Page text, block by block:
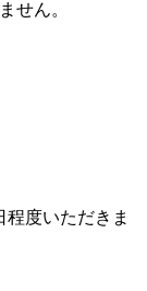
せん。
度いただきま